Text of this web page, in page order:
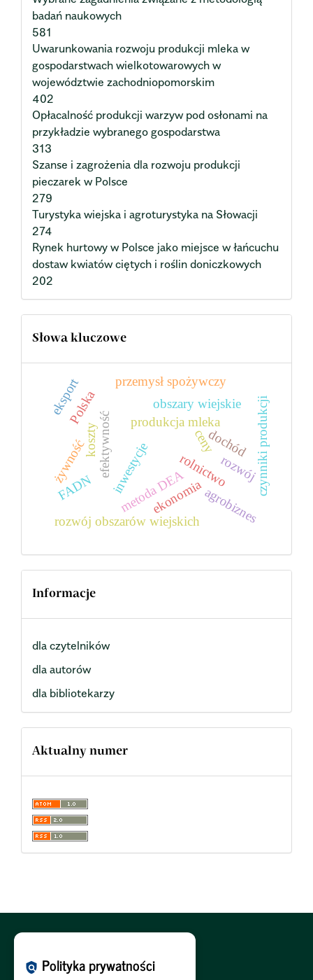
badań naukowych
581
Uwarunkowania rozwoju produkcji mleka w
gospodarstwach wielkotowarowych w
województwie zachodniopomorskim
402
Opłacalność produkcji warzyw pod osłonami na
przykładzie wybranego gospodarstwa
313
Szanse i zagrożenia dla rozwoju produkcji
pieczarek w Polsce
279
Turystyka wiejska i agroturystyka na Słowacji
274
Rynek hurtowy w Polsce jako miejsce w łańcuchu
dostaw kwiatów ciętych i roślin doniczkowych
202
Słowa kluczowe
rolnictwo
efektywność produkcja mleka
obszary wiejskie
Polska
inwestycje
metoda DEA
ekonomia
przemysł spożywczy
rozwój obszarów wiejskich
ceny
FADN
koszty dochód
eksport
rozwójczynniki produkcji
agrobiznes
żywność
Informacje
dla czytelników
dla autorów
dla bibliotekarzy
Aktualny numer
Polityka Prywatności:PL
policy Polityka prywatności